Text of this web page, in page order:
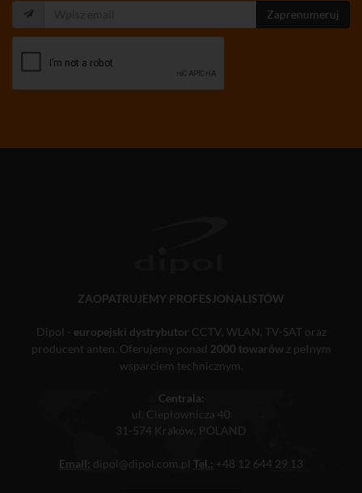
Zaprenumeruj
ZAOPATRUJEMY PROFESJONALISTÓW
Dipol - europejski dystrybutor CCTV, WLAN, TV-SAT oraz
producent anten. Oferujemy ponad 2000 towarówz pełnym
wsparciem technicznym.
Centrala:
ul. Ciepłownicza 40
31-574 Kraków, POLAND
Email: dipol@dipol.com.pl Tel.: +48 12 644 29 13